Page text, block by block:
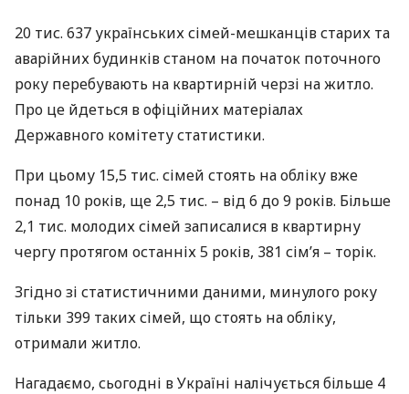
20 тис. 637 українських сімей-мешканців старих та
аварійних будинків станом на початок поточного
року перебувають на квартирній черзі на житло.
Про це йдеться в офіційних матеріалах
Державного комітету статистики.
При цьому 15,5 тис. сімей стоять на обліку вже
понад 10 років, ще 2,5 тис. – від 6 до 9 років. Більше
2,1 тис. молодих сімей записалися в квартирну
чергу протягом останніх 5 років, 381 сім’я – торік.
Згідно зі статистичними даними, минулого року
тільки 399 таких сімей, що стоять на обліку,
отримали житло.
Нагадаємо, сьогодні в Україні налічується більше 4